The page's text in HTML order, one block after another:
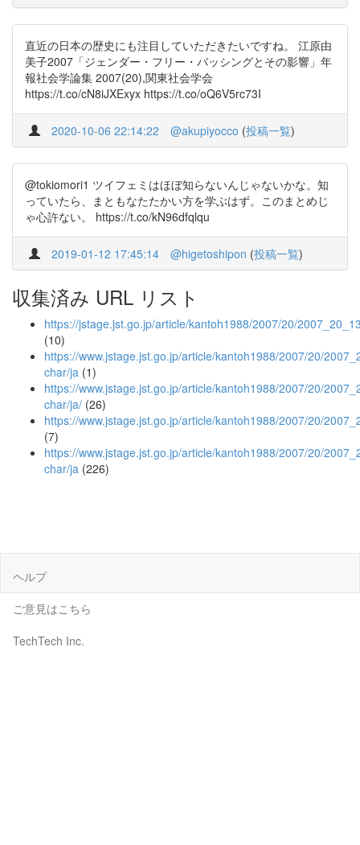
直近の日本の歴史にも注目していただきたいですね。 江原由
美子2007「ジェンダー・フリー・バッシングとその影響」年
報社会学論集 2007(20),関東社会学会
https://t.co/cN8iJXExyx https://t.co/oQ6V5rc73I
2020-10-06 22:14:22 @akupiyocco (投稿一覧)
@tokiomori1 ツイフェミはほぼ知らないんじゃないかな。知
っていたら、まともなたたかい方を学ぶはず。このまとめじ
ゃ心許ない。 https://t.co/kN96dfqlqu
2019-01-12 17:45:14 @higetoshipon (投稿一覧)
収集済み URL リスト
https://jstage.jst.go.jp/article/kantoh1988/2007/20/
(10)
https://www.jstage.jst.go.jp/article/kantoh1988/2007/20/
char/ja (1)
https://www.jstage.jst.go.jp/article/kantoh1988/2007/20/
char/ja/ (26)
https://www.jstage.jst.go.jp/article/kantoh1988/2007/20/
(7)
https://www.jstage.jst.go.jp/article/kantoh1988/2007/20/
char/ja (226)
ヘルプ
ご意見はこちら
TechTech Inc.